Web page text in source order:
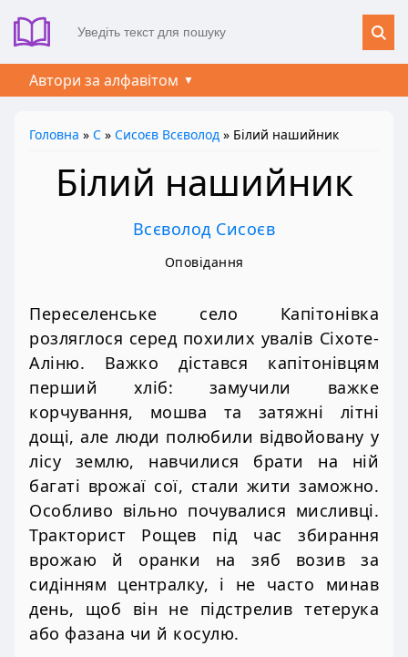
Автори за алфавітом
Головна » С » Сисоєв Всєволод » Білий нашийник
Білий нашийник
Всєволод Сисоєв
Оповідання
Переселенське село Капітонівка
розляглося серед похилих увалів Сіхоте-
Аліню. Важко дістався капітонівцям
перший хліб: замучили важке
корчування, мошва та затяжні літні
дощі, але люди полюбили відвойовану у
лісу землю, навчилися брати на ній
багаті врожаї сої, стали жити заможно.
Особливо вільно почувалися мисливці.
Тракторист Рощев під час збирання
врожаю й оранки на зяб возив за
сидінням централку, і не часто минав
день, щоб він не підстрелив тетерука
або фазана чи й косулю.